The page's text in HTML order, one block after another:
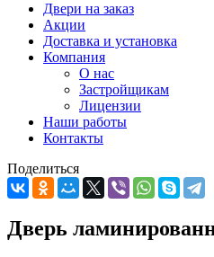
Двери на заказ
Акции
Доставка и установка
Компания
О нас
Застройщикам
Лицензии
Наши работы
Контакты
Поделиться
Дверь